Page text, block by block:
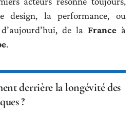
design, la performance, ou
de la France à
.
derrière la longévité des
?